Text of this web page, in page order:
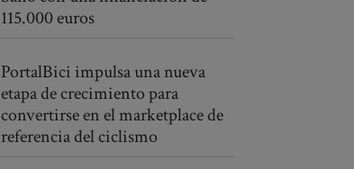
115.000 euros
PortalBici impulsa una nueva
etapa de crecimiento para
convertirse en el marketplace de
referencia del ciclismo